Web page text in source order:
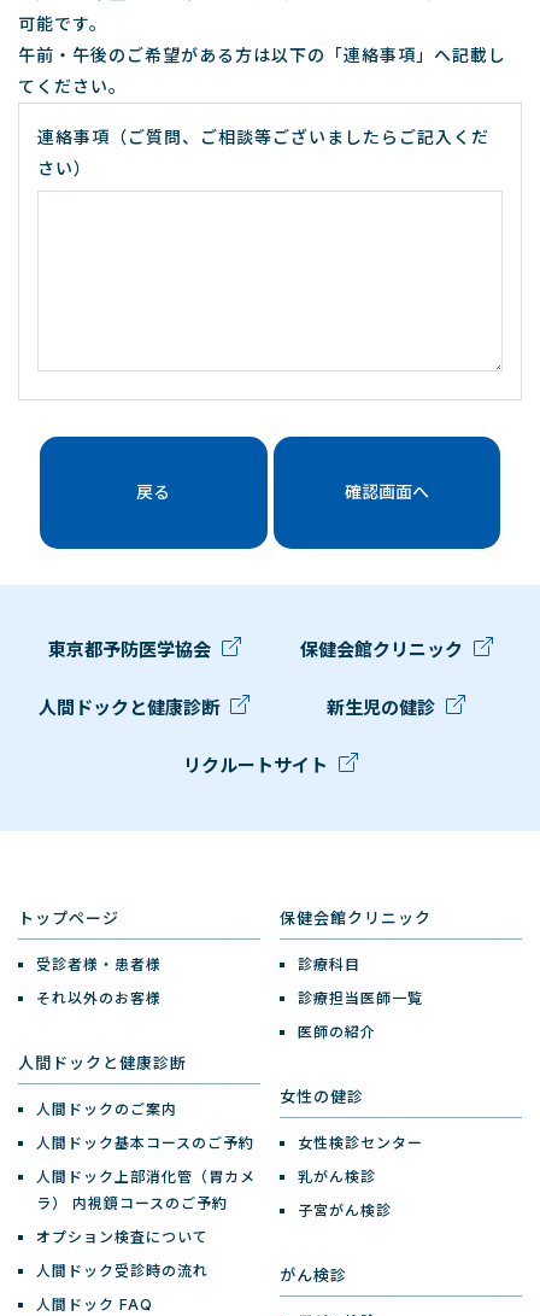
可能です。
午前・午後のご希望がある方は以下の「連絡事項」へ記載し
てください。
連絡事項（ご質問、ご相談等ございましたらご記入くだ
さい）
東京都予防医学協会 保健会館クリニック
人間ドックと健康診断 新生児の健診
リクルートサイト
トップページ
受診者様・患者様
それ以外のお客様
人間ドックと健康診断
人間ドックのご案内
人間ドック基本コースのご予約
人間ドック上部消化管（胃カメ
ラ）
内視鏡コースのご予約
オプション検査について
人間ドック受診時の流れ
人間ドック FAQ
保健会館クリニック
診療科目
診療担当医師一覧
医師の紹介
女性の健診
女性検診センター
乳がん検診
子宮がん検診
がん検診